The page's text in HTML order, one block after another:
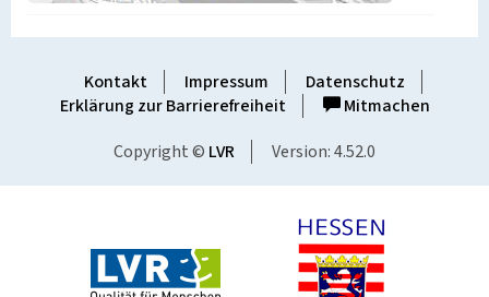
Kontakt Impressum
Datenschutz
Erklärung zur Barrierefreiheit
Mitmachen
Copyright © LVR Version: 4.52.0